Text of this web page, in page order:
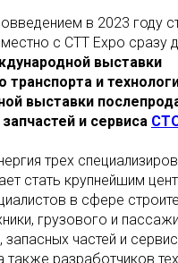
в 2023 году
с СТТ Expo сразу
выставки
транспорта и
выставки
и сервиса
трех
стать крупнейшим
в сфере
грузового и
запасных частей и
также разработчиков